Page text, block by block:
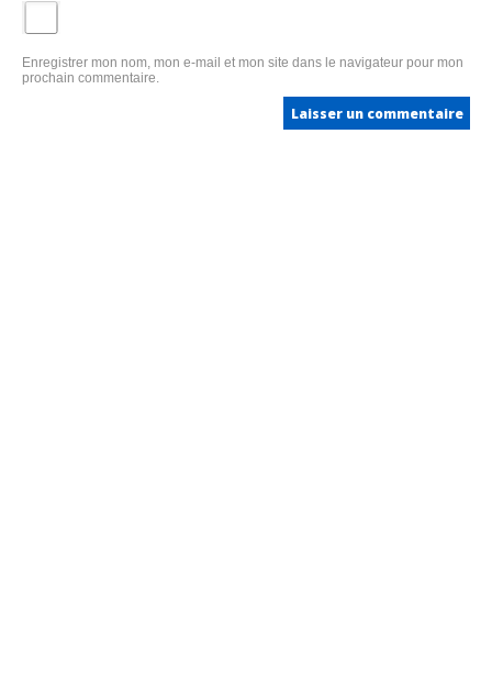
Enregistrer mon nom, mon e-mail et mon site dans le navigateur pour mon
prochain commentaire.